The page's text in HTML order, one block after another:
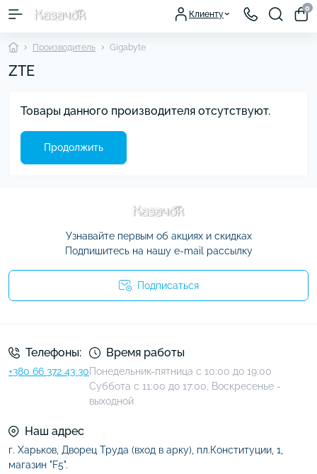
Клиенту
0
Производитель Gigabyte
ZTE
Товары данного производителя отсутствуют.
Продолжить
Узнавайте первым об акциях и скидках
Подпишитесь на нашу e-mail рассылку
Подписаться
Телефоны:
+380 66 372 43 30
Время работы
Понедельник-пятница с 10:00 до 19:00
Суббота с 11:00 до 17:00, Воскресенье -
выходной
Наш адрес
г. Харьков, Дворец Труда (вход в арку), пл.Конституции, 1,
магазин "F5".